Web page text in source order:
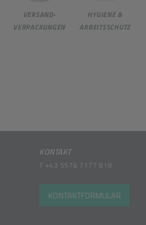
VERSAND-
VERPACKUNGEN
HYGIENE &
ARBEITSSCHUTZ
KONTAKT
T +43 5576 7177 818
KONTAKTFORMULAR